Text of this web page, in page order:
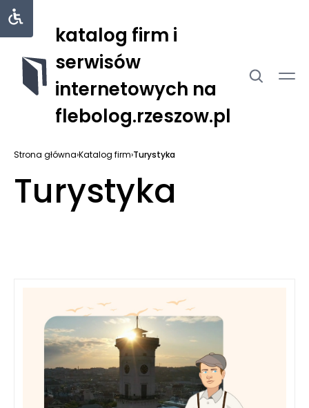
katalog firm i
serwisów
internetowych na
flebolog.rzeszow.pl
Strona główna›Katalog firm›Turystyka
Turystyka